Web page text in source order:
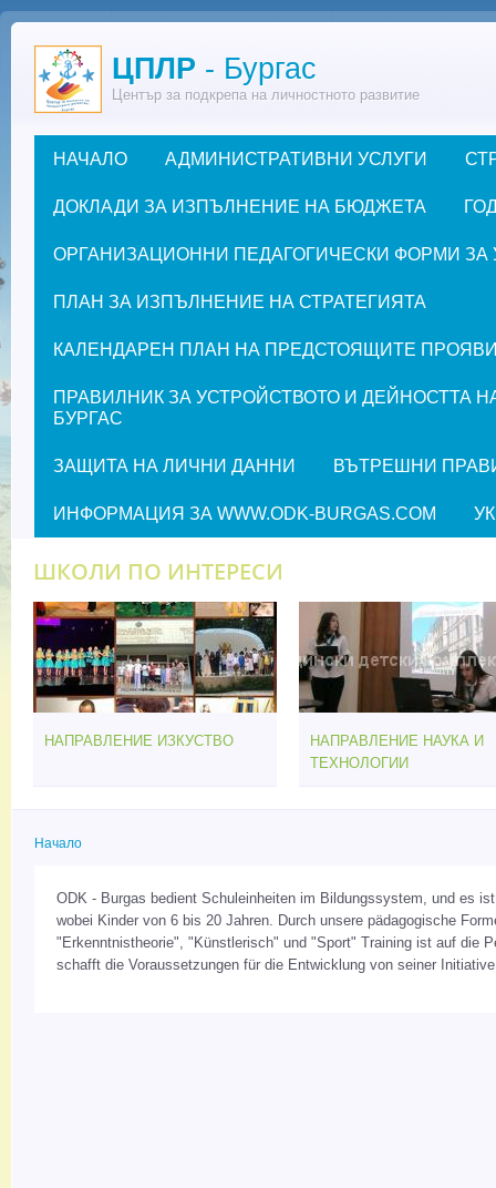
Премини към основното съдържание
ЦПЛР - Бургас
Център за подкрепа на личностното развитие
Основно меню
НАЧАЛО АДМИНИСТРАТИВНИ УСЛУГИ
ДОКЛАДИ ЗА ИЗПЪЛНЕНИЕ НА БЮДЖЕТА
ОРГАНИЗАЦИОННИ ПЕДАГОГИЧЕСКИ ФОРМИ ЗА
ПЛАН ЗА ИЗПЪЛНЕНИЕ НА СТРАТЕГИЯТА
КАЛЕНДАРЕН ПЛАН НА ПРЕДСТОЯЩИТЕ ПРОЯВИ
ПРАВИЛНИК ЗА УСТРОЙСТВОТО И ДЕЙНОСТТА
БУРГАС
ЗАЩИТА НА ЛИЧНИ ДАННИ ВЪТРЕШНИ
ИНФОРМАЦИЯ ЗА WWW.ODK-BURGAS.COM
ШКОЛИ ПО ИНТЕРЕСИ
НАПРАВЛЕНИЕ ИЗКУСТВО
НАПРАВЛЕНИЕ НАУКА И
ТЕХНОЛОГИИ
Начало
ODK - Burgas bedient Schuleinheiten im Bildungssystem, und es
wobei Kinder von 6 bis 20 Jahren. Durch unsere pädagogische
"Erkenntnistheorie", "Künstlerisch" und "Sport" Training ist auf die
schafft die Voraussetzungen für die Entwicklung von seiner